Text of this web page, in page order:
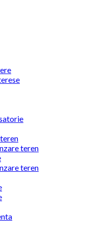
teren
teren